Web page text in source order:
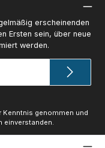
erscheinenden
Ersten sein, über neue
werden.
Kenntnis genommen und
einverstanden.